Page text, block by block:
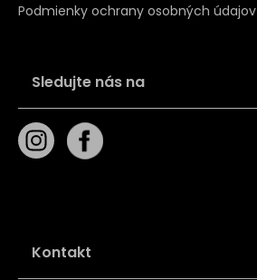
Podmienky ochrany osobných údajov
Sledujte nás na
Kontakt